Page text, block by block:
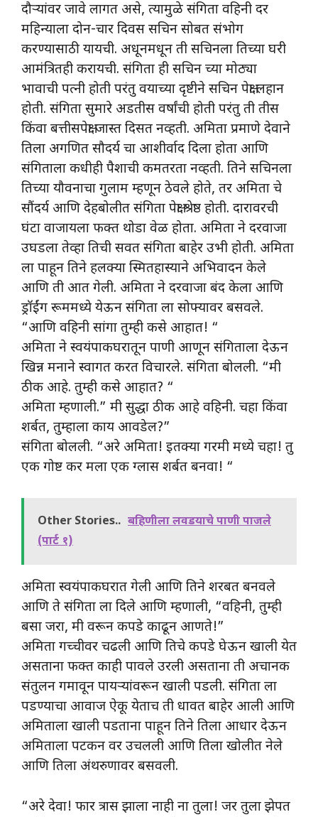
दौऱ्यांवर जावे लागत असे, त्यामुळे संगिता वहिनी दर
महिन्याला दोन-चार दिवस सचिन सोबत संभोग
करण्यासाठी यायची. अधूनमधून ती सचिनला तिच्या घरी
आमंत्रितही करायची. संगिता ही सचिन च्या मोठ्या
भावाची पत्नी होती परंतु वयाच्या दृष्टीने सचिन पेक्षा लहान
होती. संगिता सुमारे अडतीस वर्षांची होती परंतु ती तीस
किंवा बत्तीसपेक्षा जास्त दिसत नव्हती. अमिता प्रमाणे देवाने
तिला अगणित सौदर्य चा आशीर्वाद दिला होता आणि
संगिताला कधीही पैशाची कमतरता नव्हती. तिने सचिनला
तिच्या यौवनाचा गुलाम म्हणून ठेवले होते, तर अमिता चे
सौंदर्य आणि देहबोलीत संगिता पेक्षा श्रेष्ठ होती. दारावरची
घंटा वाजायला फक्त थोडा वेळ होता. अमिता ने दरवाजा
उघडला तेव्हा तिची सवत संगिता बाहेर उभी होती. अमिता
ला पाहून तिने हलक्या स्मितहास्याने अभिवादन केले
आणि ती आत गेली. अमिता ने दरवाजा बंद केला आणि
ड्रॉईंग रूममध्ये येऊन संगिता ला सोफ्यावर बसवले.
“आणि वहिनी सांगा तुम्ही कसे आहात! “
अमिता ने स्वयंपाकघरातून पाणी आणून संगिताला देऊन
खिन्न मनाने स्वागत करत विचारले. संगिता बोलली. “मी
ठीक आहे. तुम्ही कसे आहात? “
अमिता म्हणाली.” मी सुद्धा ठीक आहे वहिनी. चहा किंवा
शर्बत, तुम्हाला काय आवडेल?”
संगिता बोलली. “अरे अमिता! इतक्या गरमी मध्ये चहा! तु
एक गोष्ट कर मला एक ग्लास शर्बत बनवा! “
Other Stories.. बहिणीला लवडयाचे पाणी पाजले
(पार्ट १)
अमिता स्वयंपाकघरात गेली आणि तिने शरबत बनवले
आणि ते संगिता ला दिले आणि म्हणाली, “वहिनी, तुम्ही
बसा जरा, मी वरून कपडे काढून आणते!”
अमिता गच्चीवर चढली आणि तिचे कपडे घेऊन खाली येत
असताना फक्त काही पावले उरली असताना ती अचानक
संतुलन गमावून पायऱ्यांवरून खाली पडली. संगिता ला
पडण्याचा आवाज ऐकू येताच ती धावत बाहेर आली आणि
अमिताला खाली पडताना पाहून तिने तिला आधार देऊन
अमिताला पटकन वर उचलली आणि तिला खोलीत नेले
आणि तिला अंथरुणावर बसवली.
“अरे देवा! फार त्रास झाला नाही ना तुला! जर तुला झेपत